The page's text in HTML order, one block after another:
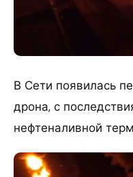
В Сети появилась
дрона, с
нефтеналивной